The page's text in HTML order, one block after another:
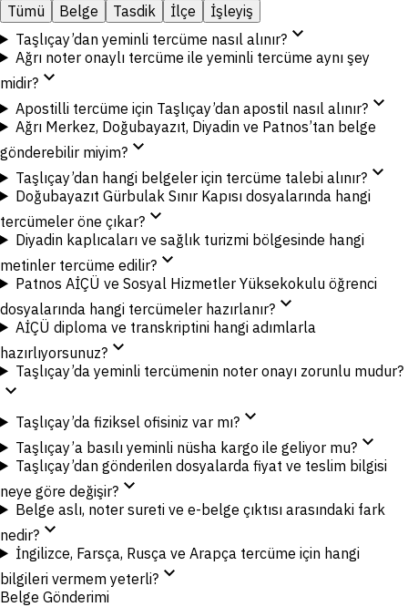
Tümü Belge Tasdik İlçe
İşleyiş
Taşlıçay’dan yeminli tercüme nasıl alınır?expand_more
Ağrı noter onaylı tercüme ile yeminli tercüme aynı şey
midir? expand_more
Apostilli tercüme için Taşlıçay’dan apostil nasıl alınır?expand_more
Ağrı Merkez, Doğubayazıt, Diyadin ve Patnos’tan belge
gönderebilir miyim? expand_more
Taşlıçay’dan hangi belgeler için tercüme talebi alınır?expand_more
Doğubayazıt Gürbulak Sınır Kapısı dosyalarında hangi
tercümeler öne çıkar? expand_more
Diyadin kaplıcaları ve sağlık turizmi bölgesinde hangi
metinler tercüme edilir? expand_more
Patnos AİÇÜ ve Sosyal Hizmetler Yüksekokulu öğrenci
dosyalarında hangi tercümeler hazırlanır? expand_more
AİÇÜ diploma ve transkriptini hangi adımlarla
hazırlıyorsunuz? expand_more
Taşlıçay’da yeminli tercümenin noter onayı zorunlu mudur?
expand_more
Taşlıçay’da fiziksel ofisiniz var mı?expand_more
Taşlıçay’a basılı yeminli nüsha kargo ile geliyor mu?expand_more
Taşlıçay’dan gönderilen dosyalarda fiyat ve teslim bilgisi
neye göre değişir? expand_more
Belge aslı, noter sureti ve e-belge çıktısı arasındaki fark
nedir? expand_more
İngilizce, Farsça, Rusça ve Arapça tercüme için hangi
bilgileri vermem yeterli? expand_more
Belge Gönderimi